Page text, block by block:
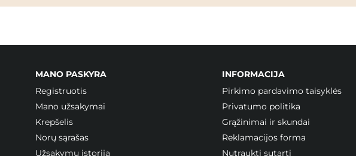
MANO PASKYRA
Registruotis
Mano užsakymai
Krepšelis
Norų sąrašas
Užsakymų istorija
INFORMACIJA
Pirkimo pardavimo taisyklės
Privatumo politika
Grąžinimai ir skundai
Reklamacijos forma
Nutraukti sutartį